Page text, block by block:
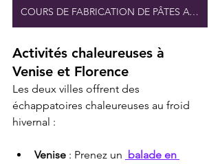
COURS DE FABRICATION DE PÂTES AVEC NONNA
Activités chaleureuses à
Venise et Florence
Les deux villes offrent des
échappatoires chaleureuses au froid
hivernal :
Venise : Prenez un balade en